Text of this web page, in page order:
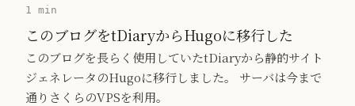
1 min
このブログをtDiaryからHugoに移行した
このブログを長らく使用していたtDiaryから静的サイト
ジェネレータのHugoに移行しました。 サーバは今まで
通りさくらのVPSを利用。